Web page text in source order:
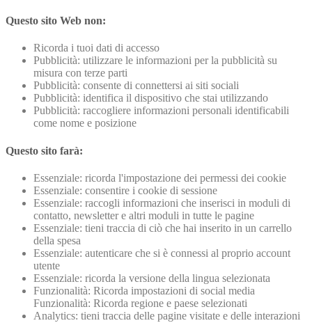
Questo sito Web non:
Ricorda i tuoi dati di accesso
Pubblicità: utilizzare le informazioni per la pubblicità su
misura con terze parti
Pubblicità: consente di connettersi ai siti sociali
Pubblicità: identifica il dispositivo che stai utilizzando
Pubblicità: raccogliere informazioni personali identificabili
come nome e posizione
Questo sito farà:
Essenziale: ricorda l'impostazione dei permessi dei cookie
Essenziale: consentire i cookie di sessione
Essenziale: raccogli informazioni che inserisci in moduli di
contatto, newsletter e altri moduli in tutte le pagine
Essenziale: tieni traccia di ciò che hai inserito in un carrello
della spesa
Essenziale: autenticare che si è connessi al proprio account
utente
Essenziale: ricorda la versione della lingua selezionata
Funzionalità: Ricorda impostazioni di social media
Funzionalità: Ricorda regione e paese selezionati
Analytics: tieni traccia delle pagine visitate e delle interazioni